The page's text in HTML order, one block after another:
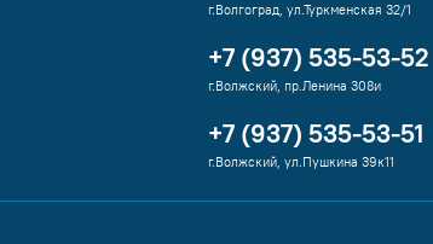
г.Волгоград, ул.Туркменская 32/1
+7 (937) 535-53-52
г.Волжский, пр.Ленина 308и
+7 (937) 535-53-51
г.Волжский, ул.Пушкина 39к11